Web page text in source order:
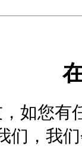
如您有
们，我